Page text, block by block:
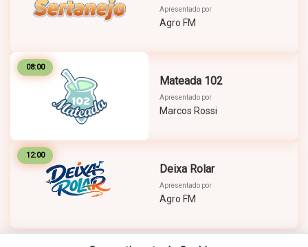
Apresentado por
Agro FM
08:00
Mateada 102
Apresentado por
Marcos Rossi
12:00
Deixa Rolar
Apresentado por
Agro FM